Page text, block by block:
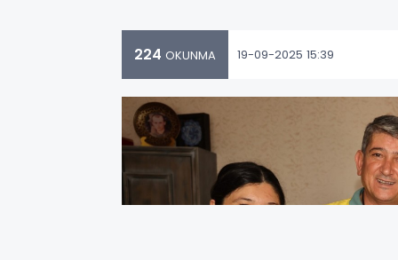
224 OKUNMA 19-09-2025 15:39